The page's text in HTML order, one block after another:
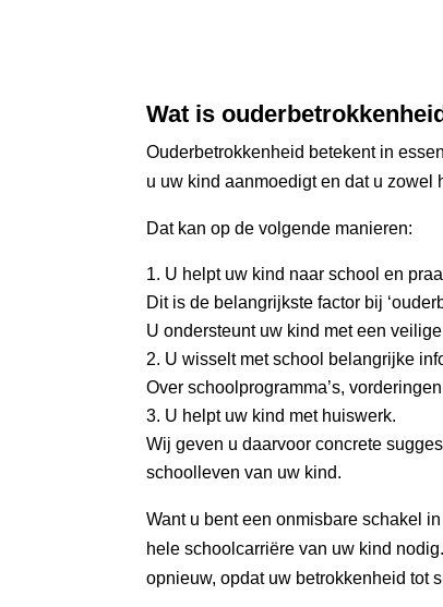
Wat is
Ouderbetrokkenheid betekent in
u uw kind aanmoedigt en dat u zowel
Dat kan op de volgende manieren:
U helpt uw kind naar school en
Dit is de belangrijkste factor bij
U ondersteunt uw kind met een
U wisselt met school belangrijke
Over schoolprogramma’s,
U helpt uw kind met huiswerk.
Wij geven u daarvoor concrete
schoolleven van uw kind.
Want u bent een onmisbare schakel
hele schoolcarriëre van uw kind
opnieuw, opdat uw betrokkenheid tot